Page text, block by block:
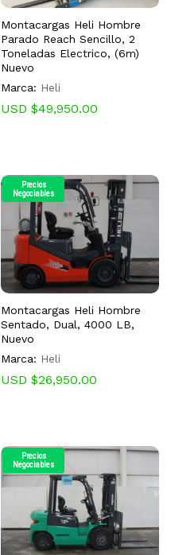
Montacargas Heli Hombre
Parado Reach Sencillo, 2
Toneladas Electrico, (6m)
Nuevo
Marca: Heli
USD $49,950.00
Precios
Negociables
Montacargas Heli Hombre
Sentado, Dual, 4000 LB,
Nuevo
Marca: Heli
USD $26,950.00
Precios
Negociables